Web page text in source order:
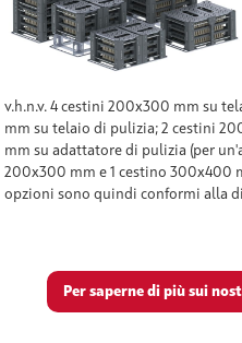
v.h.n.v. 4 cestini 200x300 mm su
mm su telaio di pulizia; 2 cestini
mm su adattatore di pulizia (per
200x300 mm e 1 cestino 300x400
opzioni sono quindi conformi alla
Per saperne di più sui